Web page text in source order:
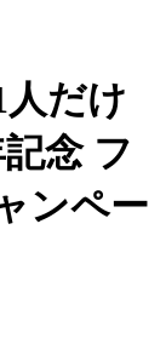
人だけ
念 フ
ンペー